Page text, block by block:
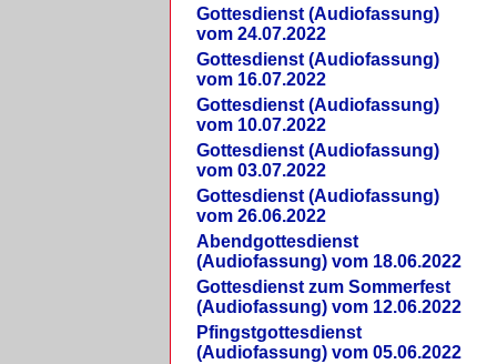
Gottesdienst (Audiofassung)
vom 24.07.2022
Gottesdienst (Audiofassung)
vom 16.07.2022
Gottesdienst (Audiofassung)
vom 10.07.2022
Gottesdienst (Audiofassung)
vom 03.07.2022
Gottesdienst (Audiofassung)
vom 26.06.2022
Abendgottesdienst
(Audiofassung) vom 18.06.2022
Gottesdienst zum Sommerfest
(Audiofassung) vom 12.06.2022
Pfingstgottesdienst
(Audiofassung) vom 05.06.2022